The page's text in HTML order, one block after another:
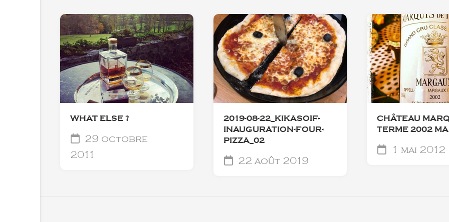
WHAT ELSE ?
29 octobre
2011
2019-08-22_KIKASOIF-
INAUGURATION-FOUR-
PIZZA_02
22 août 2019
CHÂTEAU
TERME 2002
1 mai 2012